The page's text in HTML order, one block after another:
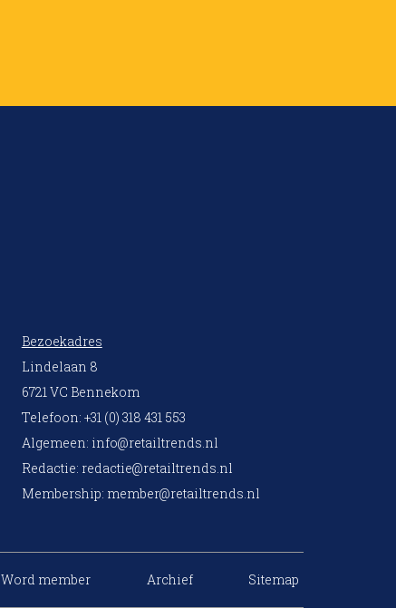
Bezoekadres
Lindelaan 8
6721 VC Bennekom
Telefoon: +31 (0) 318 431 553
Algemeen: info@retailtrends.nl
Redactie: redactie@retailtrends.nl
Membership: member@retailtrends.nl
Word member Archief Sitemap